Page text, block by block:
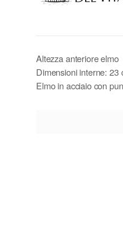
Altezza anteriore
Dimensioni interne:
Elmo in acciaio con